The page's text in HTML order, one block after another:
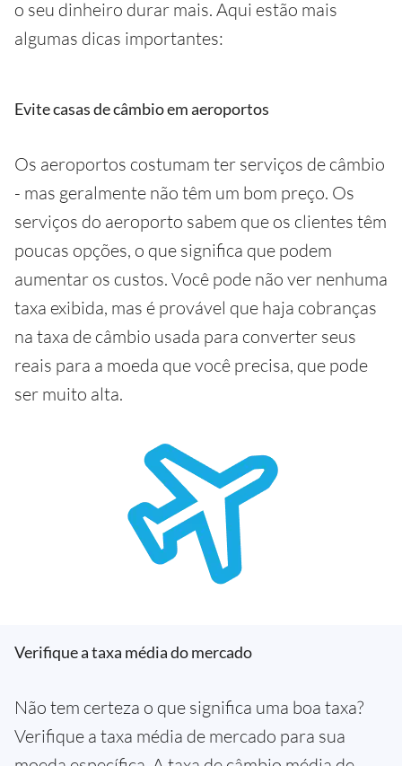
o seu dinheiro durar mais. Aqui estão mais
algumas dicas importantes:
Evite casas de câmbio em aeroportos
Os aeroportos costumam ter serviços de câmbio
- mas geralmente não têm um bom preço. Os
serviços do aeroporto sabem que os clientes têm
poucas opções, o que significa que podem
aumentar os custos. Você pode não ver nenhuma
taxa exibida, mas é provável que haja cobranças
na taxa de câmbio usada para converter seus
reais para a moeda que você precisa, que pode
ser muito alta.
Verifique a taxa média do mercado
Não tem certeza o que significa uma boa taxa?
Verifique a taxa média de mercado para sua